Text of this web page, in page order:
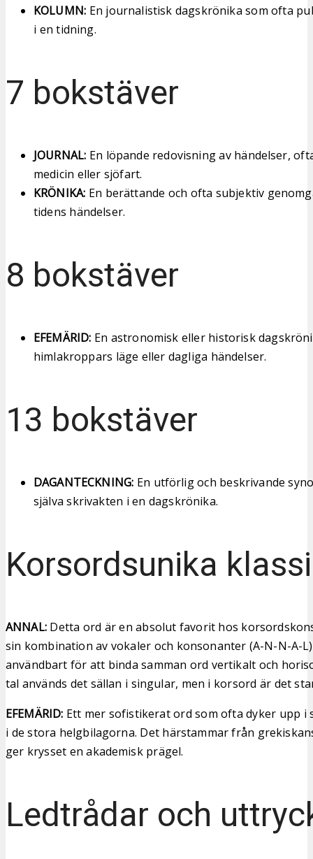
KOLUMN: En journalistisk dagskrönika som ofta
i en tidning.
7 bokstäver
JOURNAL: En löpande redovisning av händelser,
medicin eller sjöfart.
KRÖNIKA: En berättande och ofta subjektiv
tidens händelser.
8 bokstäver
EFEMÄRID: En astronomisk eller historisk
himlakroppars läge eller dagliga händelser.
13 bokstäver
DAGANTECKNING: En utförlig och beskrivande
själva skrivakten i en dagskrönika.
Korsordsunika
ANNAL:Detta ord är en absolut favorit hos
sin kombination av vokaler och konsonanter (A-N-N-A-
användbart för att binda samman ord vertikalt och
tal används det sällan i singular, men i korsord är det
EFEMÄRID: Ett mer sofistikerat ord som ofta dyker upp i
i de stora helgbilagorna. Det härstammar från
ger krysset en akademisk prägel.
Ledtrådar och